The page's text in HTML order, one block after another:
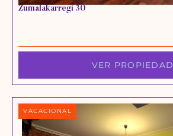
Zumalakarregi 30
VER PROPIEDAD
VACACIONAL